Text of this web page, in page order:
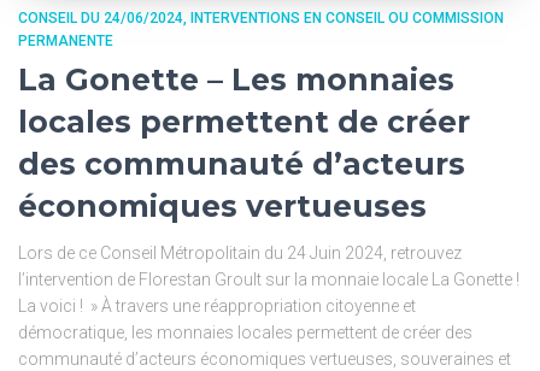
CONSEIL DU 24/06/2024
INTERVENTIONS EN CONSEIL OU COMMISSION
PERMANENTE
La Gonette – Les monnaies
locales permettent de créer
des communauté d’acteurs
économiques vertueuses
Lors de ce Conseil Métropolitain du 24 Juin 2024, retrouvez
l’intervention de Florestan Groult sur la monnaie locale La Gonette !
La voici ! » À travers une réappropriation citoyenne et
démocratique, les monnaies locales permettent de créer des
communauté d’acteurs économiques vertueuses, souveraines et